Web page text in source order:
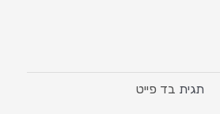
תגית בד פייט